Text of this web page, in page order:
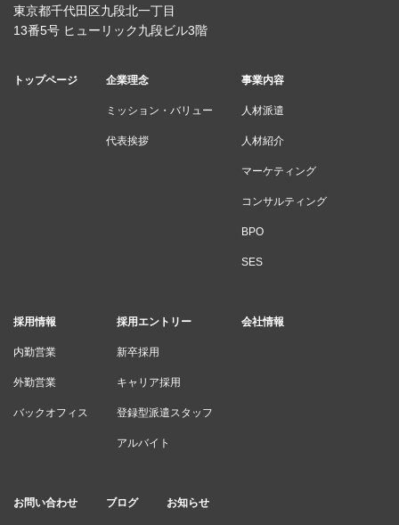
東京都千代田区九段北一丁目
13番5号 ヒューリック九段ビル3階
トップページ 企業理念
ミッション・バリュー
代表挨拶
事業内容
人材派遣
人材紹介
マーケティング
コンサルティング
BPO
SES
採用情報
内勤営業
外勤営業
バックオフィス
採用エントリー
新卒採用
キャリア採用
登録型派遣スタッフ
アルバイト
会社情報
お問い合わせ ブログ お知らせ